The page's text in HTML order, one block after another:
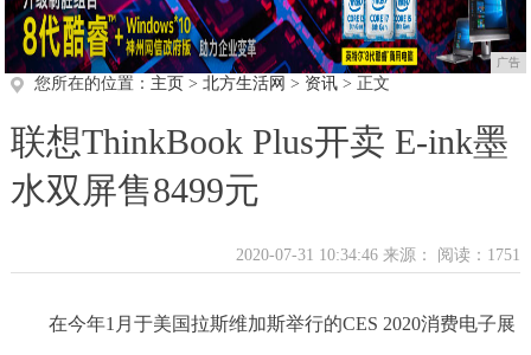
广告
您所在的位置： 主页 > 北方生活网 > 资讯> 正文
联想ThinkBook Plus开卖 E-ink墨
水双屏售8499元
2020-07-31 10:34:46 来源： 阅读：1751
在今年1月于美国拉斯维加斯举行的CES 2020消费电子展